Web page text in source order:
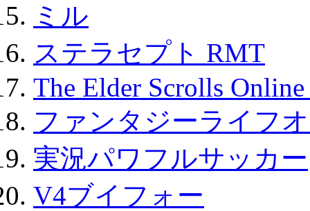
ミル
ステラセプト RMT
The Elder Scrolls
ファンタジーライフ
実況パワフルサッカー
V4ブイフォー